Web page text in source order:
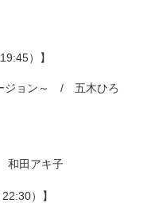
）】
ジョン～ / 五木ひろ
田アキ子
）】